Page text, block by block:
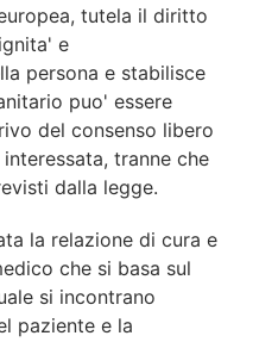
tutela il diritto
e
persona e stabilisce
puo' essere
del consenso libero
tranne che
dalla legge.
la relazione di cura e
che si basa sul
si incontrano
paziente e la